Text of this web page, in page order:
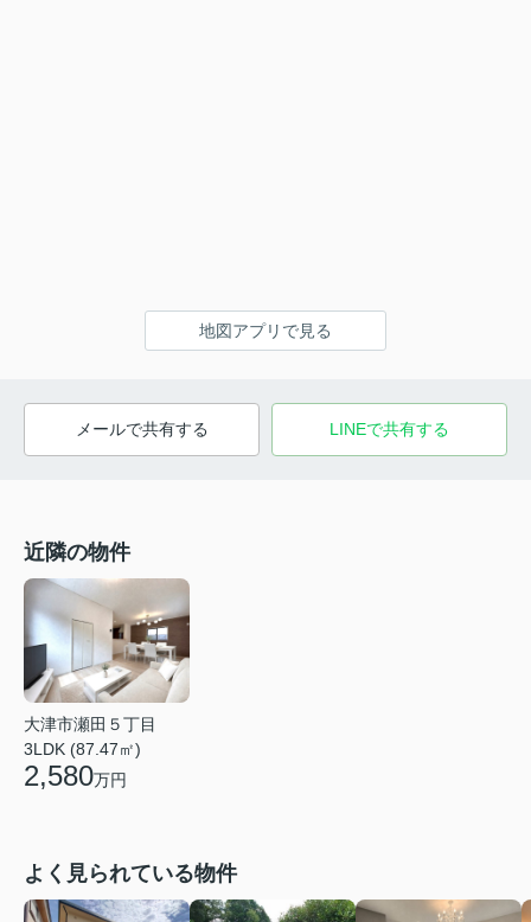
地図アプリで見る
メールで共有する LINEで共有する
近隣の物件
大津市瀬田５丁目
3LDK (87.47㎡)
2,580万円
よく見られている物件